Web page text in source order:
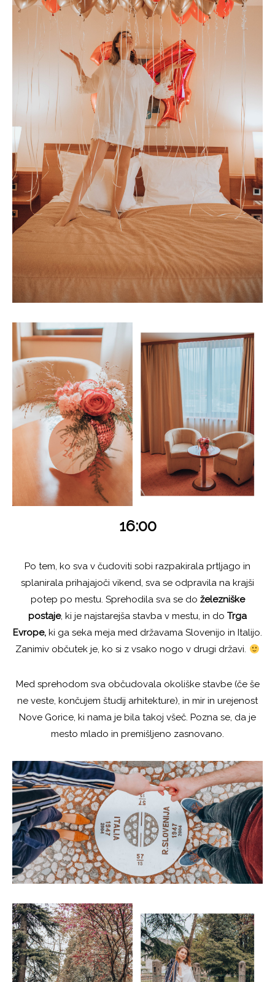
16:00
Po tem, ko sva v čudoviti sobi razpakirala prtljago in
splanirala prihajajoči vikend, sva se odpravila na krajši
potep po mestu. Sprehodila sva se do železniške
postaje, ki je najstarejša stavba v mestu, in do Trga
Evrope, ki ga seka meja med državama Slovenijo in Italijo.
Zanimiv občutek je, ko si z vsako nogo v drugi državi.
Med sprehodom sva občudovala okoliške stavbe (če še
ne veste, končujem študij arhitekture), in mir in urejenost
Nove Gorice, ki nama je bila takoj všeč. Pozna se, da je
mesto mlado in premišljeno zasnovano.